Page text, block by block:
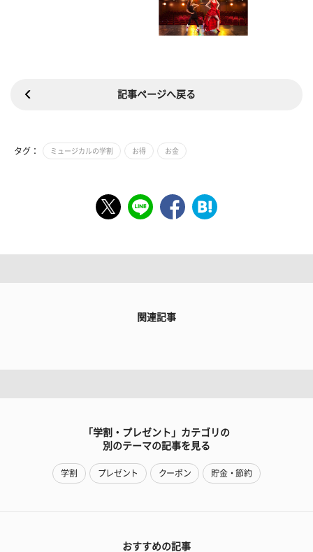
記事ページへ戻る
タグ： ミュージカルの学割 お得 お金
関連記事
「学割・プレゼント」カテゴリの
別のテーマの記事を見る
学割 プレゼント クーポン 貯金・節約
おすすめの記事